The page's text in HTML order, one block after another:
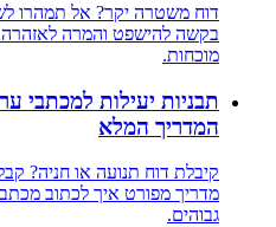
דוח משטרה יקר? אל תמהרו
בקשה להישפט והמרה
מוכחות.
תבניות יעילות למכתבי
המדריך המלא
קיבלת דוח תנועה או חניה?
מדריך מפורט איך לכתוב
גבוהים.